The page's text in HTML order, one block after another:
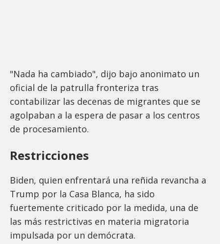
"Nada ha cambiado", dijo bajo anonimato un
oficial de la patrulla fronteriza tras
contabilizar las decenas de migrantes que se
agolpaban a la espera de pasar a los centros
de procesamiento.
Restricciones
Biden, quien enfrentará una reñida revancha a
Trump por la Casa Blanca, ha sido
fuertemente criticado por la medida, una de
las más restrictivas en materia migratoria
impulsada por un demócrata.